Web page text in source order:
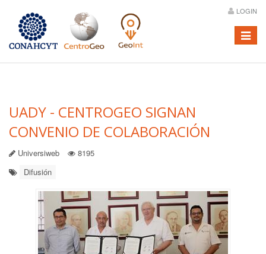
LOGIN
Menú
UADY - CENTROGEO SIGNAN
CONVENIO DE COLABORACIÓN
Universiweb
8195
Difusión